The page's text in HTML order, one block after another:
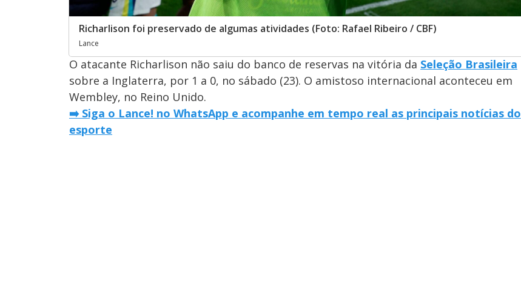
Richarlison foi preservado de algumas atividades (Foto: Rafael Ribeiro / CBF)
Lance
O atacante Richarlison não saiu do banco de reservas na vitória da Seleção Brasileira
sobre a Inglaterra, por 1 a 0, no sábado (23). O amistoso internacional aconteceu em
Wembley, no Reino Unido.
➡️ Siga o Lance! no WhatsApp e acompanhe em tempo real as principais notícias do
esporte